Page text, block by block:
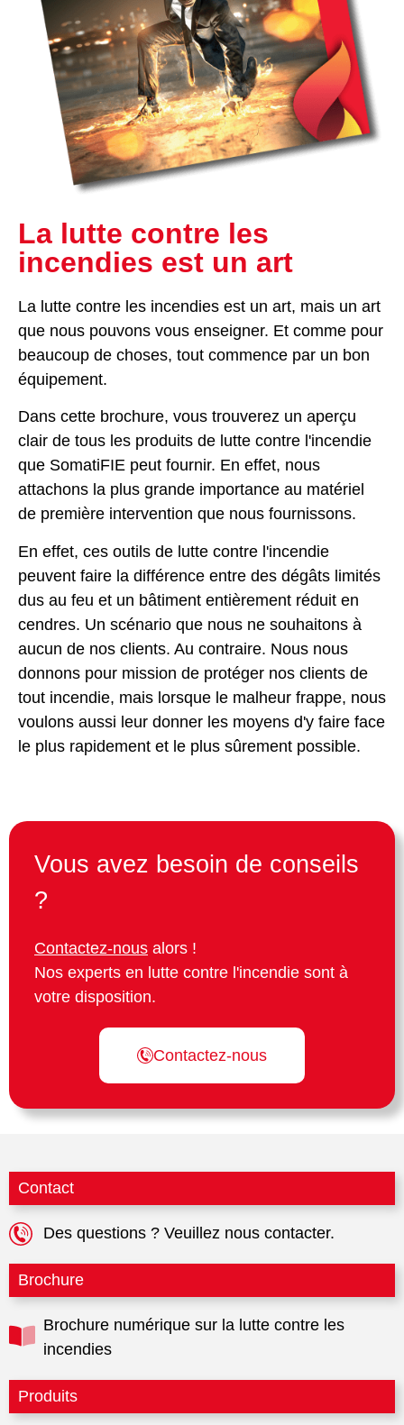
Contact
Des questions ? Veuillez nous contacter.
Brochure
Brochure numérique sur la lutte contre les
incendies
Produits
La lutte contre les
incendies est un art
La lutte contre les incendies est un art, mais un art
que nous pouvons vous enseigner. Et comme pour
beaucoup de choses, tout commence par un bon
équipement.
Dans cette brochure, vous trouverez un aperçu
clair de tous les produits de lutte contre l'incendie
que SomatiFIE peut fournir. En effet, nous
attachons la plus grande importance au matériel
de première intervention que nous fournissons.
En effet, ces outils de lutte contre l'incendie
peuvent faire la différence entre des dégâts limités
dus au feu et un bâtiment entièrement réduit en
cendres. Un scénario que nous ne souhaitons à
aucun de nos clients. Au contraire. Nous nous
donnons pour mission de protéger nos clients de
tout incendie, mais lorsque le malheur frappe, nous
voulons aussi leur donner les moyens d'y faire face
le plus rapidement et le plus sûrement possible.
Vous avez besoin de conseils
?
Contactez-nous alors !
Nos experts en lutte contre l'incendie sont à
votre disposition.
Contactez-nous